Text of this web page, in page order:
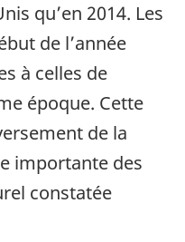
qu’en 2014. Les
de l’année
à celles de
époque. Cette
de la
importante des
constatée